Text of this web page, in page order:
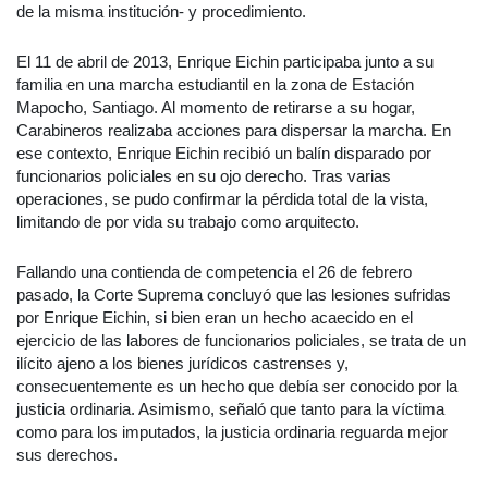
de la misma institución- y procedimiento.
El 11 de abril de 2013, Enrique Eichin participaba junto a su
familia en una marcha estudiantil en la zona de Estación
Mapocho, Santiago. Al momento de retirarse a su hogar,
Carabineros realizaba acciones para dispersar la marcha. En
ese contexto, Enrique Eichin recibió un balín disparado por
funcionarios policiales en su ojo derecho. Tras varias
operaciones, se pudo confirmar la pérdida total de la vista,
limitando de por vida su trabajo como arquitecto.
Fallando una contienda de competencia el 26 de febrero
pasado, la Corte Suprema concluyó que las lesiones sufridas
por Enrique Eichin, si bien eran un hecho acaecido en el
ejercicio de las labores de funcionarios policiales, se trata de un
ilícito ajeno a los bienes jurídicos castrenses y,
consecuentemente es un hecho que debía ser conocido por la
justicia ordinaria. Asimismo, señaló que tanto para la víctima
como para los imputados, la justicia ordinaria reguarda mejor
sus derechos.